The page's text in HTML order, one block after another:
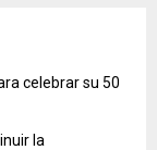
celebrar su 50
la